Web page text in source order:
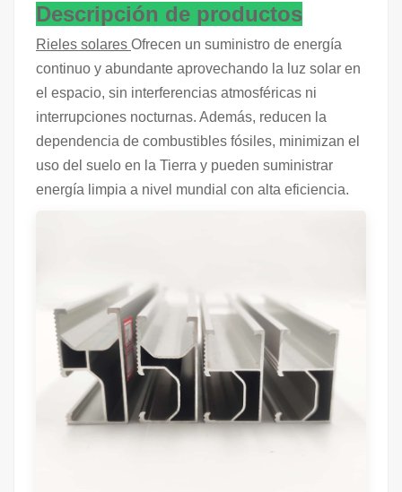
Descripción de productos
Rieles solares Ofrecen un suministro de energía
continuo y abundante aprovechando la luz solar en
el espacio, sin interferencias atmosféricas ni
interrupciones nocturnas. Además, reducen la
dependencia de combustibles fósiles, minimizan el
uso del suelo en la Tierra y pueden suministrar
energía limpia a nivel mundial con alta eficiencia.